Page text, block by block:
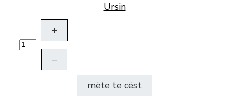
Ursin
+
–
mëte te cëst